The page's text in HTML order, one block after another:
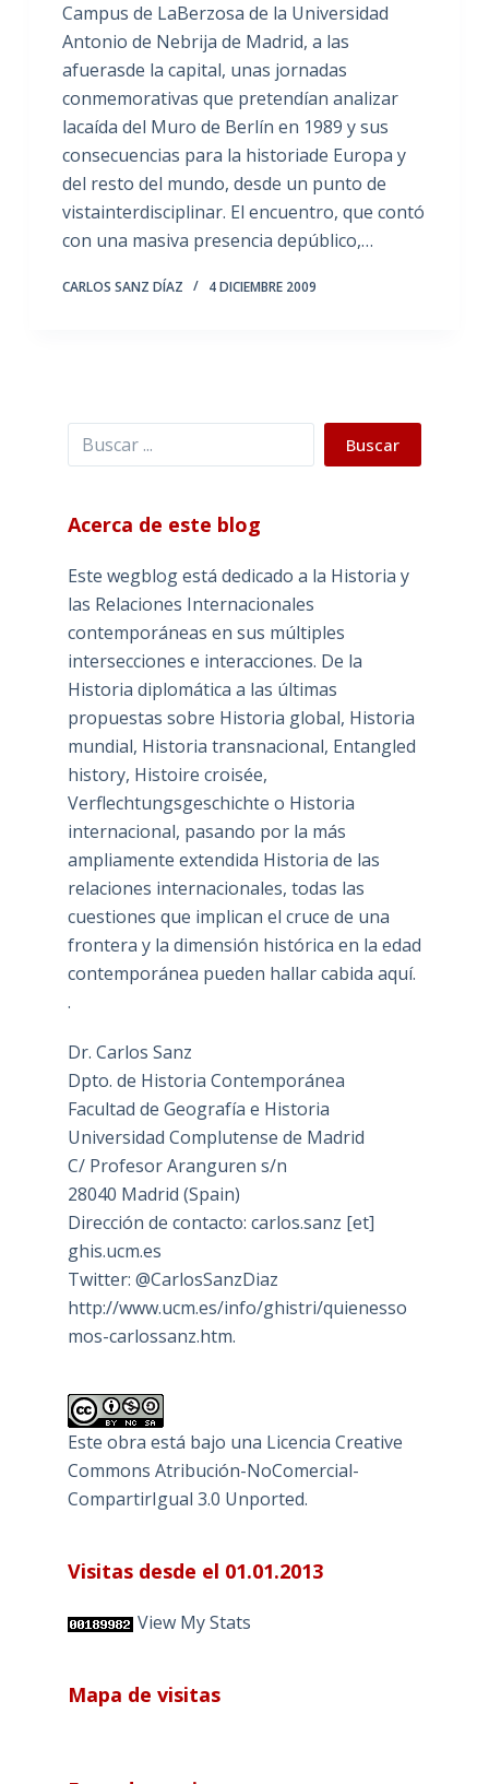
Campus de LaBerzosa de la Universidad
Antonio de Nebrija de Madrid, a las
afuerasde la capital, unas jornadas
conmemorativas que pretendían analizar
lacaída del Muro de Berlín en 1989 y sus
consecuencias para la historiade Europa y
del resto del mundo, desde un punto de
vistainterdisciplinar. El encuentro, que contó
con una masiva presencia depúblico,…
CARLOS SANZ DÍAZ 4 DICIEMBRE 2009
Buscar Buscar
Acerca de este blog
Este wegblog está dedicado a la Historia y
las Relaciones Internacionales
contemporáneas en sus múltiples
intersecciones e interacciones. De la
Historia diplomática a las últimas
propuestas sobre Historia global, Historia
mundial, Historia transnacional, Entangled
history, Histoire croisée,
Verflechtungsgeschichte o Historia
internacional, pasando por la más
ampliamente extendida Historia de las
relaciones internacionales, todas las
cuestiones que implican el cruce de una
frontera y la dimensión histórica en la edad
contemporánea pueden hallar cabida aquí.
.
Dr. Carlos Sanz
Dpto. de Historia Contemporánea
Facultad de Geografía e Historia
Universidad Complutense de Madrid
C/ Profesor Aranguren s/n
28040 Madrid (Spain)
Dirección de contacto: carlos.sanz [et]
ghis.ucm.es
Twitter: @CarlosSanzDiaz
http://www.ucm.es/info/ghistri/quienesso
mos-carlossanz.htm.
Este obra está bajo una Licencia Creative
Commons Atribución-NoComercial-
CompartirIgual 3.0 Unported.
Visitas desde el 01.01.2013
View My Stats
Mapa de visitas